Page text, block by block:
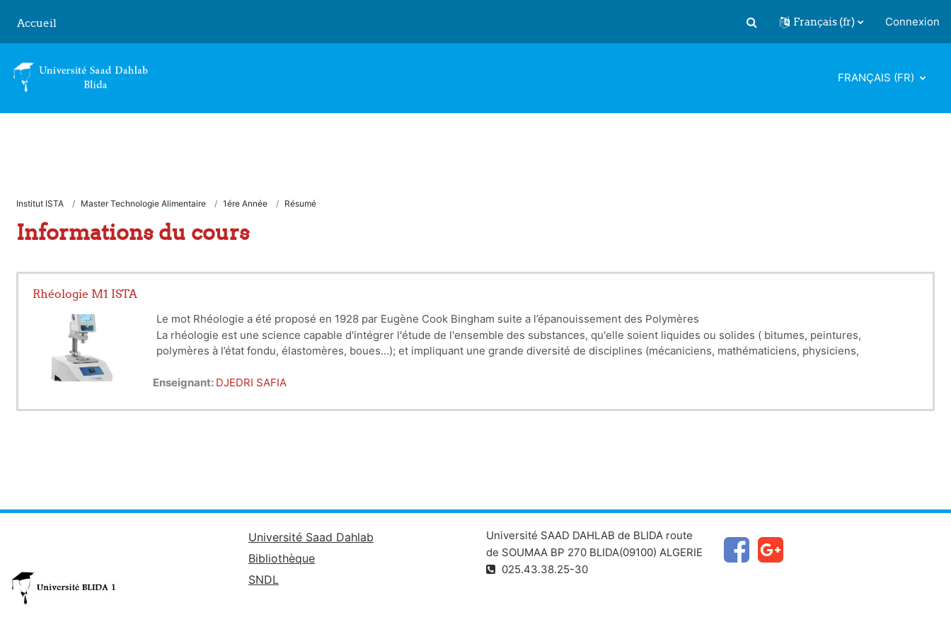
Accueil
Activer/désactiver la saisie de
Français ‎(fr)‎ Connexion
FRANÇAIS ‎(FR)‎
Institut ISTA Master Technologie Alimentaire 1ére Année Résumé
Informations du cours
Rhéologie M1 ISTA
Le mot Rhéologie a été proposé en 1928 par Eugène Cook Bingham suite a l’épanouissement des Polymères
La rhéologie est une science capable d'intégrer l'étude de l'ensemble des substances, qu'elle soient liquides ou solides ( bitumes, peintures,
polymères à l’état fondu, élastomères, boues...); et impliquant une grande diversité de disciplines (mécaniciens, mathématiciens, physiciens,
Le produit alimentaire est étudié principalement sous des aspects nutritionnels, d’une part, et biochimiques, d’autre part, puisque la majeure partie des
Enseignant: DJEDRI SAFIA
Université Saad Dahlab
Bibliothèque
SNDL
Université SAAD DAHLAB de BLIDA route
de SOUMAA BP 270 BLIDA(09100) ALGERIE
025.43.38.25-30